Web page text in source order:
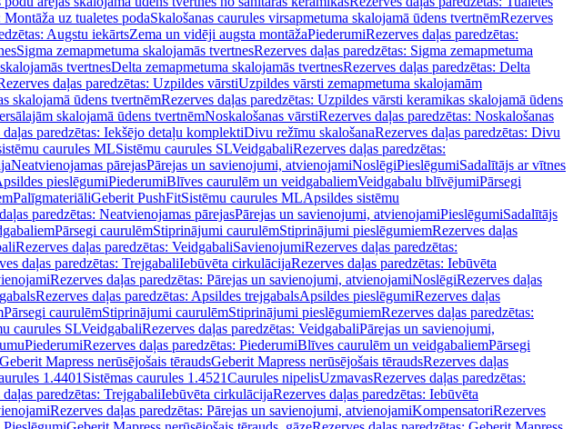
Montāža uz tualetes podaSkalošanas caurules virsapmetuma skalojamā ūdens tvertnēmRezerves
Augstu iekārtsZema un vidēji augsta montāžaPiederumiRezerves daļas paredzētas:
Sigma zemapmetuma skalojamās tvertnesRezerves daļas paredzētas: Sigma zemapmetuma
tvertnesDelta zemapmetuma skalojamās tvertnesRezerves daļas paredzētas: Delta
daļas paredzētas: Uzpildes vārstiUzpildes vārsti zemapmetuma skalojamām
skalojamā ūdens tvertnēmRezerves daļas paredzētas: Uzpildes vārsti keramikas skalojamā ūdens
skalojamā ūdens tvertnēmNoskalošanas vārstiRezerves daļas paredzētas: Noskalošanas
daļas paredzētas: Iekšējo detaļu komplektiDivu režīmu skalošanaRezerves daļas paredzētas: Divu
caurules MLSistēmu caurules SLVeidgabaliRezerves daļas paredzētas:
Neatvienojamas pārejasPārejas un savienojumi, atvienojamiNoslēgiPieslēgumiSadalītājs ar vītnes
pieslēgumiPiederumiBlīves caurulēm un veidgabaliemVeidgabalu blīvējumiPārsegi
PalīgmateriāliGeberit PushFitSistēmu caurules MLApsildes sistēmu
paredzētas: Neatvienojamas pārejasPārejas un savienojumi, atvienojamiPieslēgumiSadalītājs
Pārsegi caurulēmStiprinājumi caurulēmStiprinājumi pieslēgumiemRezerves daļas
Rezerves daļas paredzētas: VeidgabaliSavienojumiRezerves daļas paredzētas:
daļas paredzētas: TrejgabaliIebūvēta cirkulācijaRezerves daļas paredzētas: Iebūvēta
Rezerves daļas paredzētas: Pārejas un savienojumi, atvienojamiNoslēgiRezerves daļas
Rezerves daļas paredzētas: Apsildes trejgabalsApsildes pieslēgumiRezerves daļas
Pārsegi caurulēmStiprinājumi caurulēmStiprinājumi pieslēgumiemRezerves daļas paredzētas:
caurules SLVeidgabaliRezerves daļas paredzētas: VeidgabaliPārejas un savienojumi,
PiederumiRezerves daļas paredzētas: PiederumiBlīves caurulēm un veidgabaliemPārsegi
Geberit Mapress nerūsējošais tēraudsGeberit Mapress nerūsējošais tēraudsRezerves daļas
1.4401 Sistēmas caurules 1.4521Caurules nipelisUzmavasRezerves daļas paredzētas:
paredzētas: TrejgabaliIebūvēta cirkulācijaRezerves daļas paredzētas: Iebūvēta
Rezerves daļas paredzētas: Pārejas un savienojumi, atvienojamiKompensatoriRezerves